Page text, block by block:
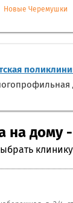
Новые Черемушки
на дому